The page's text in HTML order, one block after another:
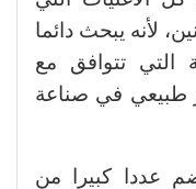
لأنه يبحث دائما
التي تتوافق مع
طبيعي في صناعة
عددا كبيرا من